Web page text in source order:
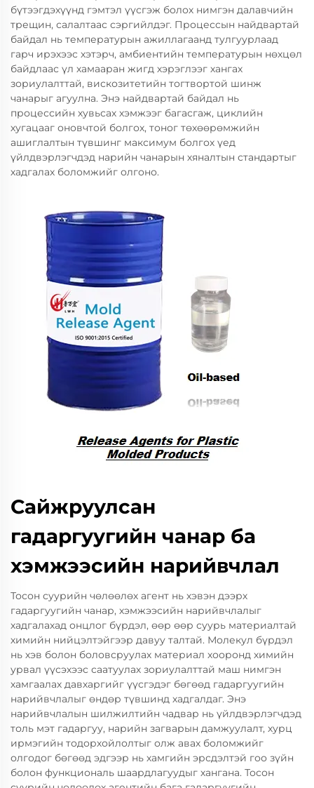
бүтээгдэхүүнд гэмтэл үүсгэж болох нимгэн далавчийн
трещин, салалтаас сэргийлдэг. Процессын найдвартай
байдал нь температурын ажиллагаанд тулгуурлаад
гарч ирэхээс хэтэрч, амбиентийн температурын нөхцөл
байдлаас үл хамааран жигд хэрэглээг хангах
зориулалттай, вискозитетийн тогтвортой шинж
чанарыг агуулна. Энэ найдвартай байдал нь
процессийн хувьсах хэмжээг багасгаж, циклийн
хугацааг оновчтой болгох, тоног төхөөрөмжийн
ашиглалтын түвшинг максимум болгох үед
үйлдвэрлэгчдэд нарийн чанарын хяналтын стандартыг
хадгалах боломжийг олгоно.
Сайжруулсан
гадаргуугийн чанар ба
хэмжээсийн нарийвчлал
Тосон суурийн чөлөөлөх агент нь хэвэн дээрх
гадаргуугийн чанар, хэмжээсийн нарийвчлалыг
хадгалахад онцлог бүрдэл, өөр өөр суурь материалтай
химийн нийцэлтэйгээр давуу талтай. Молекул бүрдэл
нь хэв болон боловсруулах материал хооронд химийн
урвал үүсэхээс саатуулах зориулалттай маш нимгэн
хамгаалах давхаргийг үүсгэдэг бөгөөд гадаргуугийн
нарийвчлалыг өндөр түвшинд хадгалдаг. Энэ
нарийвчлалын шилжилтийн чадвар нь үйлдвэрлэгчдэд
толь мэт гадаргуу, нарийн загварын дамжуулалт, хурц
ирмэгийн тодорхойлолтыг олж авах боломжийг
олгодог бөгөөд эдгээр нь хамгийн эрсдэлтэй гоо зүйн
болон функциональ шаардлагуудыг хангана. Тосон